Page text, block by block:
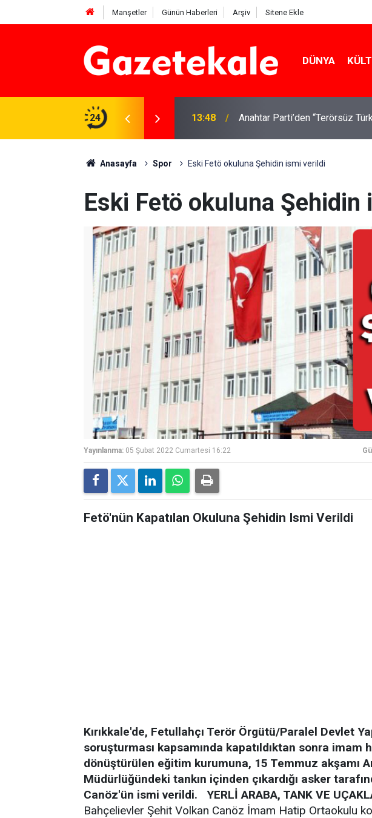
Manşetler Günün Haberleri Arşiv Sitene Ekle
DÜNYA
24
Beyaz Listeden aday 13:48 Anahtar Parti’den “Terörsüz
Anasayfa Spor Eski Fetö okuluna Şehidin ismi verildi
Eski Fetö okuluna Şehidin
Yayınlanma: 05 Şubat 2022 Cumartesi 16:22
Fetö'nün Kapatılan Okuluna Şehidin Ismi Verildi
Kırıkkale'de, Fetullahçı Terör Örgütü/Paralel Devlet
soruşturması kapsamında kapatıldıktan sonra imam
dönüştürülen eğitim kurumuna, 15 Temmuz akşamı
Müdürlüğündeki tankın içinden çıkardığı asker
Canöz'ün ismi verildi.
YERLİ ARABA, TANK VE
Bahçelievler Şehit Volkan Canöz İmam Hatip Ortaokulu